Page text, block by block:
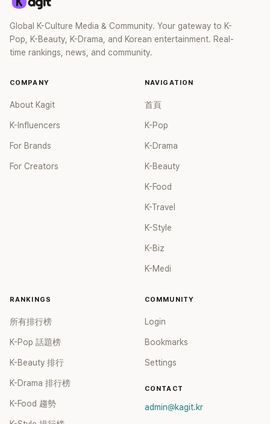
Global K-Culture Media & Community. Your gateway to K-
Pop, K-Beauty, K-Drama, and Korean entertainment. Real-
time rankings, news, and community.
COMPANY
About Kagit
K-Influencers
For Brands
For Creators
NAVIGATION
首頁
K-Pop
K-Drama
K-Beauty
K-Food
K-Travel
K-Style
K-Biz
K-Medi
RANKINGS
所有排行榜
K-Pop 話題榜
K-Beauty 排行
K-Drama 排行榜
K-Food 趨勢
COMMUNITY
Login
Bookmarks
Settings
CONTACT
admin@kagit.kr